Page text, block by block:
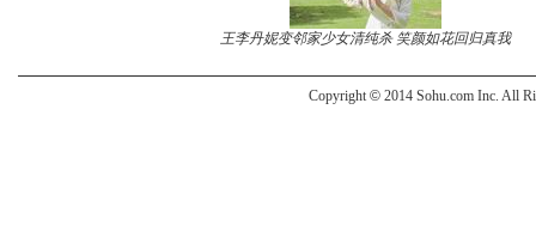
王李丹妮变邻家少女清纯杀 笑颜如花回归真我
Copyright © 2014 Sohu.com Inc. All